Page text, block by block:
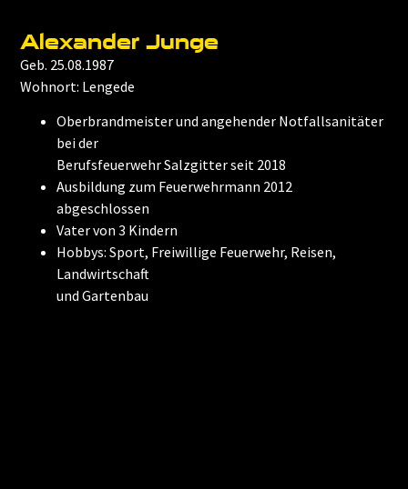
Alexander Junge
Geb. 25.08.1987
Wohnort: Lengede
Oberbrandmeister und angehender Notfallsanitäter
bei der
Berufsfeuerwehr Salzgitter seit 2018
Ausbildung zum Feuerwehrmann 2012
abgeschlossen
Vater von 3 Kindern
Hobbys: Sport, Freiwillige Feuerwehr, Reisen,
Landwirtschaft
und Gartenbau